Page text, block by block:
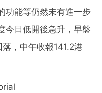
功能等仍然未有進一步
今日低開後急升，早盤
，中午收報141.2港